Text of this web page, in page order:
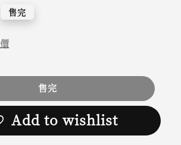
售完
售完
Add to wishlist